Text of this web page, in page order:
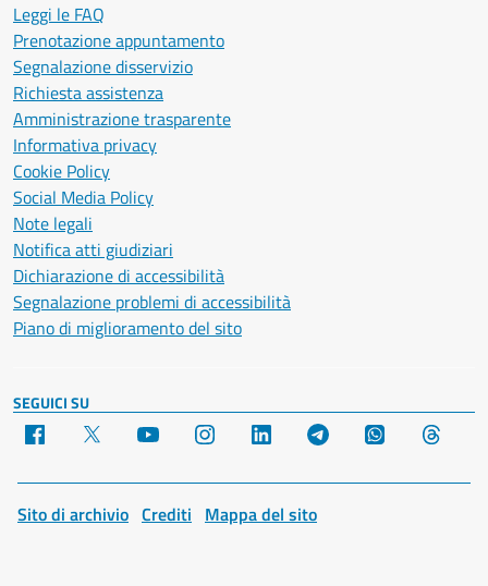
Leggi le FAQ
Prenotazione appuntamento
Segnalazione disservizio
Richiesta assistenza
Amministrazione trasparente
Informativa privacy
Cookie Policy
Social Media Policy
Note legali
Notifica atti giudiziari
Dichiarazione di accessibilità
Segnalazione problemi di accessibilità
Piano di miglioramento del sito
SEGUICI SU
Facebook YouTube Instagram LinkedIn Telegram WhatsApp
Sito di archivio Crediti Mappa del sito